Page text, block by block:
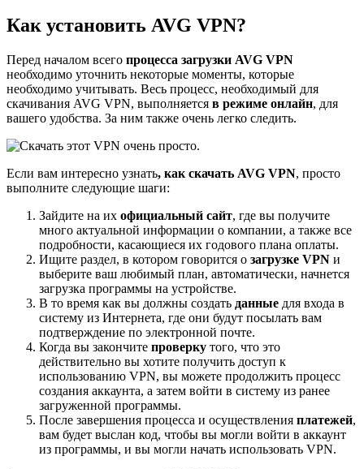
Как установить AVG VPN?
Перед началом всего процесса загрузки AVG VPN
необходимо уточнить некоторые моменты, которые
необходимо учитывать. Весь процесс, необходимый для
скачивания AVG VPN, выполняется в режиме онлайн, для
вашего удобства. За ним также очень легко следить.
Если вам интересно узнать, как скачать AVG VPN, просто
выполните следующие шаги:
Зайдите на их официальный сайт, где вы получите
много актуальной информации о компании, а также все
подробности, касающиеся их годового плана оплаты.
Ищите раздел, в котором говорится о загрузке VPN и
выберите ваш любимый план, автоматически, начнется
загрузка программы на устройстве.
В то время как вы должны создать данные для входа в
систему из Интернета, где они будут посылать вам
подтверждение по электронной почте.
Когда вы закончите проверку того, что это
действительно вы хотите получить доступ к
использованию VPN, вы можете продолжить процесс
создания аккаунта, а затем войти в систему из ранее
загруженной программы.
После завершения процесса и осуществления платежей,
вам будет выслан код, чтобы вы могли войти в аккаунт
из программы, и вы могли начать использовать VPN.